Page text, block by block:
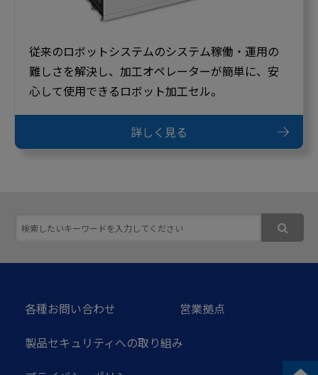
従来のロボットシステムのシステム稼働・運用の
難しさを解決し、加工オペレーターが簡単に、安
心して使用できるロボット加工セル。
詳しく見る
各種お問い合わせ
営業拠点
製品セキュリティへの取り組み